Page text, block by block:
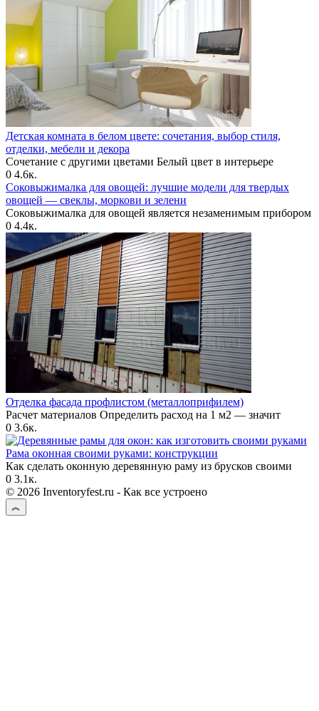
Детская комната в белом цвете: сочетания, выбор стиля,
отделки, мебели и декора
Сочетание с другими цветами Белый цвет в интерьере
0 4.6к.
Соковыжималка для овощей: лучшие модели для твердых
овощей — свеклы, моркови и зелени
Соковыжималка для овощей является незаменимым прибором
0 4.4к.
Отделка фасада профлистом (металлоприфилем)
Расчет материалов Определить расход на 1 м2 — значит
0 3.6к.
Рама оконная своими руками: конструкции
Как сделать оконную деревянную раму из брусков своими
0 3.1к.
© 2026 Inventoryfest.ru - Как все устроено